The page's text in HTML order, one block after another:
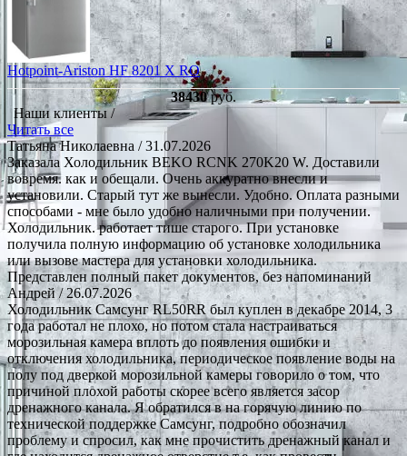
Hotpoint-Ariston HF 8201 X RO
38430руб.
Наши клиенты /
Читать все
Татьяна Николаевна / 31.07.2026
Заказала Холодильник BEKO RCNK 270K20 W. Доставили
вовремя. как и обещали. Очень аккуратно внесли и
установили. Старый тут же вынесли. Удобно. Оплата разными
способами - мне было удобно наличными при получении.
Холодильник. работает тише старого. При установке
получила полную информацию об установке холодильника
или вызове мастера для установки холодильника.
Представлен полный пакет документов, без напоминаний
Андрей/ 26.07.2026
Холодильник Самсунг RL50RR был куплен в декабре 2014, 3
года работал не плохо, но потом стала настраиваться
морозильная камера вплоть до появления ошибки и
отключения холодильника, периодическое появление воды на
полу под дверкой морозильной камеры говорило о том, что
причиной плохой работы скорее всего является засор
дренажного канала. Я обратился в на горячую линию по
технической поддержке Самсунг, подробно обозначил
проблему и спросил, как мне прочистить дренажный канал и